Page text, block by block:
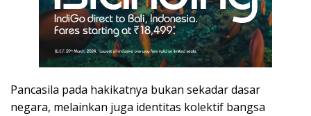
Pancasila pada hakikatnya bukan sekadar dasar
negara, melainkan juga identitas kolektif bangsa